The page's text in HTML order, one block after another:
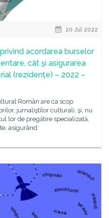
20 Jul 2022
acordarea burselor
cât şi asigurarea
(rezidenţe) – 2022 –
Român are ca scop
jurnaliştilor culturali, şi, nu
lor de pregătire specializată,
asigurând